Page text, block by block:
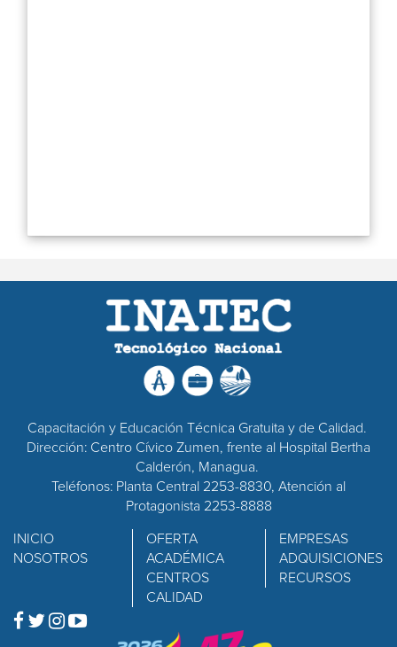
Capacitación y Educación Técnica Gratuita y de Calidad.
Dirección: Centro Cívico Zumen, frente al Hospital Bertha
Calderón, Managua.
Teléfonos: Planta Central 2253-8830, Atención al
Protagonista 2253-8888
INICIO
NOSOTROS
OFERTA
ACADÉMICA
CENTROS
CALIDAD
EMPRESAS
ADQUISICIONES
RECURSOS